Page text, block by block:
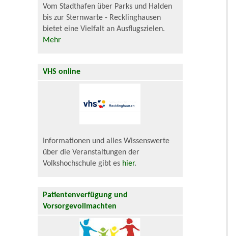
Vom Stadthafen über Parks und Halden
bis zur Sternwarte - Recklinghausen
bietet eine Vielfalt an Ausflugszielen.
Mehr
VHS online
Informationen und alles Wissenswerte
über die Veranstaltungen der
Volkshochschule gibt es hier.
Patientenverfügung und
Vorsorgevollmachten